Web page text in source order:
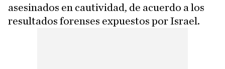
asesinados en cautividad, de acuerdo a los
resultados forenses expuestos por Israel.